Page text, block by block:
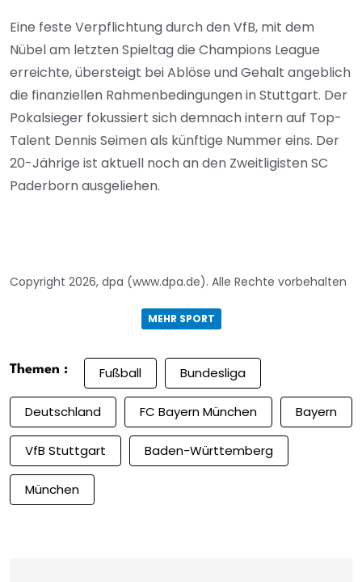
Eine feste Verpflichtung durch den VfB, mit dem
Nübel am letzten Spieltag die Champions League
erreichte, übersteigt bei Ablöse und Gehalt angeblich
die finanziellen Rahmenbedingungen in Stuttgart. Der
Pokalsieger fokussiert sich demnach intern auf Top-
Talent Dennis Seimen als künftige Nummer eins. Der
20-Jährige ist aktuell noch an den Zweitligisten SC
Paderborn ausgeliehen.
Copyright 2026, dpa (www.dpa.de). Alle Rechte vorbehalten
MEHR SPORT
Themen : Fußball Bundesliga
Deutschland FC Bayern München Bayern
VfB Stuttgart Baden-Württemberg
München